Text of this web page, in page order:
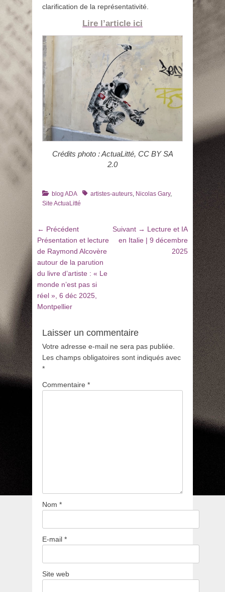
clarification de la représentativité.
Lire l’article ici
Crédits photo : ActuaLitté, CC BY SA
2.0
Catégories
blog ADA Tagsartistes-auteurs Nicolas Gary,
Site ActuaLitté
Navigation
de
l’article
← PrécédentArticle
précédent
:
Présentation et lecture
de Raymond Alcovère
autour de la parution
du livre d’artiste : « Le
monde n’est pas si
réel », 6 déc 2025,
Montpellier
Suivant → Article
suivant
Lecture et IA
en Italie | 9 décembre
2025
Laisser un commentaire
Votre adresse e-mail ne sera pas publiée.
Les champs obligatoires sont indiqués avec
*
Commentaire *
Nom *
E-mail *
Site web